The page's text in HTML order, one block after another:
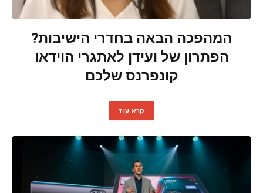
המהפכה הבאה בחדרי הישיבות?
הפתרון של ועידן לאתגרי הוידאו
קונפרנס שלכם
קרא עוד